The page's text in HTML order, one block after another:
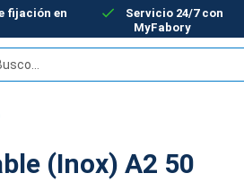
fijación en
Servicio 24/7 con
MyFabory
(Inox) A2 50